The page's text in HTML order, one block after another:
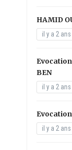
HAMID
il y a 2 ans
BEN
il y a 2 ans
Evocation
il y a 2 ans